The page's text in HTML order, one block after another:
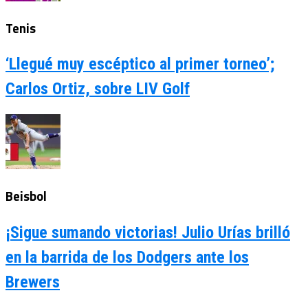
Tenis
‘Llegué muy escéptico al primer torneo’;
Carlos Ortiz, sobre LIV Golf
Beisbol
¡Sigue sumando victorias! Julio Urías brilló
en la barrida de los Dodgers ante los
Brewers